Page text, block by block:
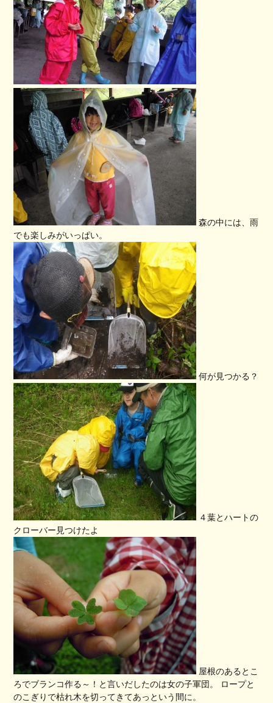
森の中には、雨
でも楽しみがいっぱい。
何が見つかる？
４葉とハートの
クローバー見つけたよ
屋根のあるとこ
ろでブランコ作る～！と言いだしたのは女の子軍団。 ロープと
のこぎりで枯れ木を切ってきてあっという間に。